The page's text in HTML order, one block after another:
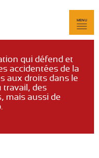
MENU
qui défend et
accidentées de la
aux droits dans le
travail, des
mais aussi de